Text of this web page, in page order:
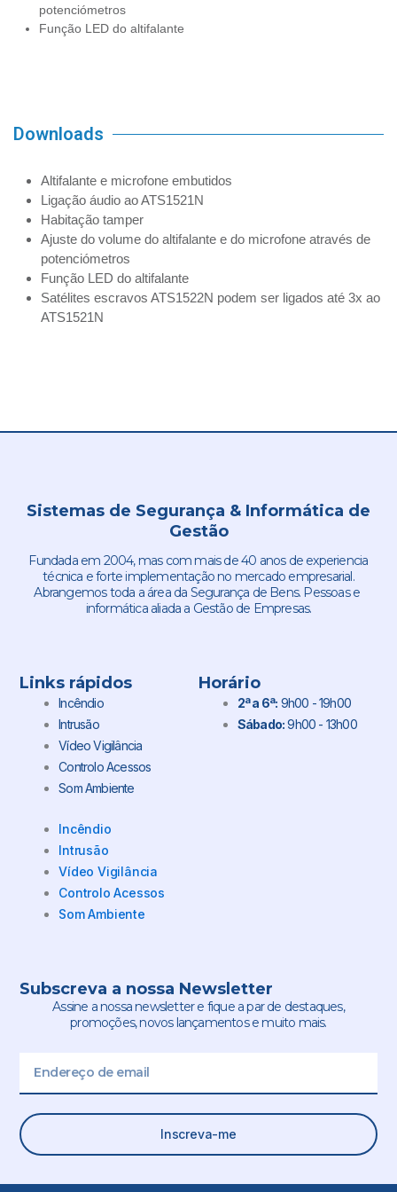
potenciómetros
Função LED do altifalante
Downloads
Altifalante e microfone embutidos
Ligação áudio ao ATS1521N
Habitação tamper
Ajuste do volume do altifalante e do microfone através de
potenciómetros
Função LED do altifalante
Satélites escravos ATS1522N podem ser ligados até 3x ao
ATS1521N
Sistemas de Segurança & Informática de
Gestão
Fundada em 2004, mas com mais de 40 anos de experiencia
técnica e forte implementação no mercado empresarial.
Abrangemos toda a área da Segurança de Bens. Pessoas e
informática aliada a Gestão de Empresas.
Links rápidos
Incêndio
Intrusão
Vídeo Vigilância
Controlo Acessos
Som Ambiente
Incêndio
Intrusão
Vídeo Vigilância
Controlo Acessos
Som Ambiente
Horário
2ª a 6ª: 9h00 - 19h00
Sábado:9h00 - 13h00
Subscreva a nossa Newsletter
Assine a nossa newsletter e fique a par de destaques,
promoções, novos lançamentos e muito mais.
Inscreva-me